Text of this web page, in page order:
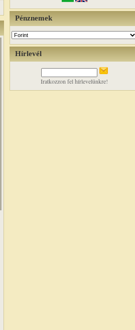
Pénznemek
Hírlevél
Iratkozzon fel hírlevelünkre!